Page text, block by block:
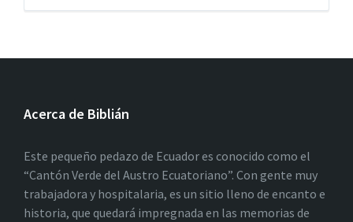
Acerca de Biblián
Este pequeño pedazo de Ecuador es conocido como el
“Cantón Verde del Austro Ecuatoriano”. Con gente muy
trabajadora y hospitalaria, es un sitio lleno de encanto e
historia, que quedará impregnada en las memorias de